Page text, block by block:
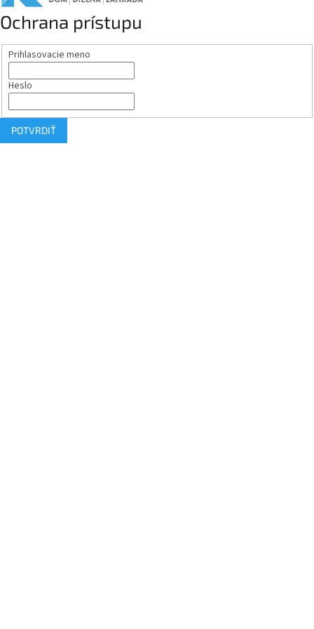
Ochrana prístupu
Prihlasovacie meno
Heslo
POTVRDIŤ